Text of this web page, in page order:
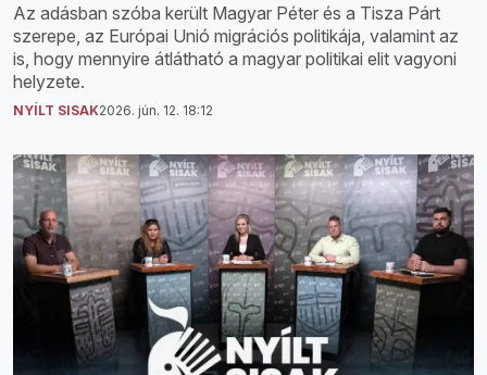
Az adásban szóba került Magyar Péter és a Tisza Párt
szerepe, az Európai Unió migrációs politikája, valamint az
is, hogy mennyire átlátható a magyar politikai elit vagyoni
helyzete.
NYÍLT SISAK2026. jún. 12. 18:12